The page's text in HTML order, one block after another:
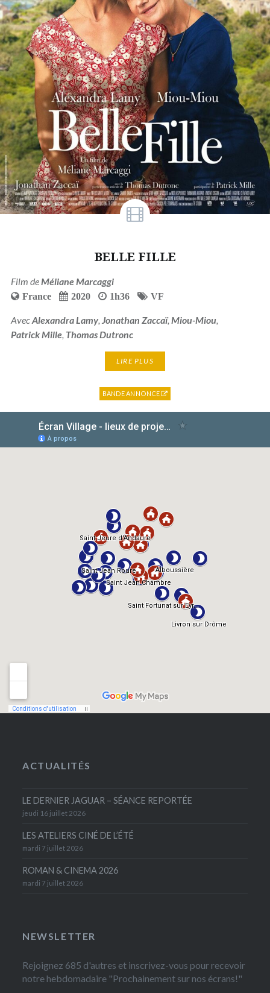
BELLE FILLE
Film de Méliane Marcaggi
France 2020 1h36 VF
AvecAlexandra Lamy, Jonathan Zaccaï, Miou-Miou
Patrick Mille, Thomas Dutronc
LIRE PLUS
BANDE ANNONCE
ACTUALITÉS
LE DERNIER JAGUAR – SÉANCE REPORTÉE
jeudi 16 juillet 2026
LES ATELIERS CINÉ DE L’ÉTÉ
mardi 7 juillet 2026
ROMAN & CINEMA 2026
mardi 7 juillet 2026
NEWSLETTER
Rejoignez 685 d'autres et inscrivez-vous pour recevoir
notre hebdomadaire "Prochainement sur nos écrans!"